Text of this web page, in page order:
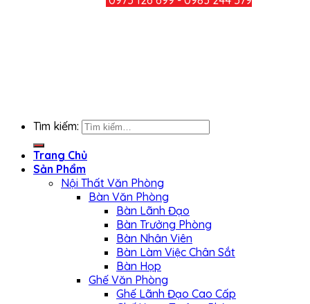
Tìm kiếm:
Trang Chủ
Sản Phẩm
Nội Thất Văn Phòng
Bàn Văn Phòng
Bàn Lãnh Đạo
Bàn Trưởng Phòng
Bàn Nhân Viên
Bàn Làm Việc Chân Sắt
Bàn Họp
Ghế Văn Phòng
Ghế Lãnh Đạo Cao Cấp